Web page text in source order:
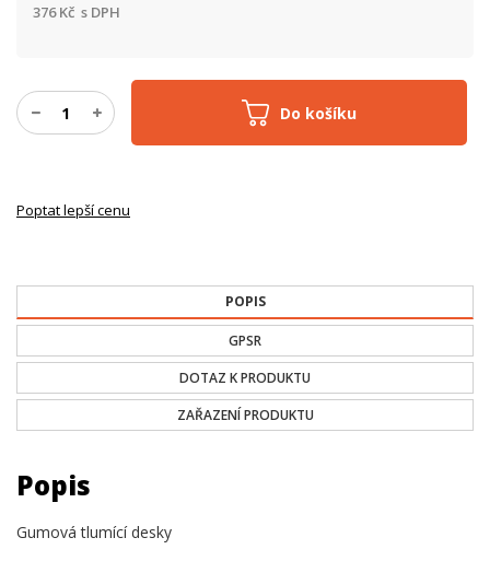
Do košíku
376Kč s DPH
Poptat lepší cenu
POPIS
GPSR
DOTAZ K PRODUKTU
ZAŘAZENÍ PRODUKTU
Popis
Gumová tlumící desky